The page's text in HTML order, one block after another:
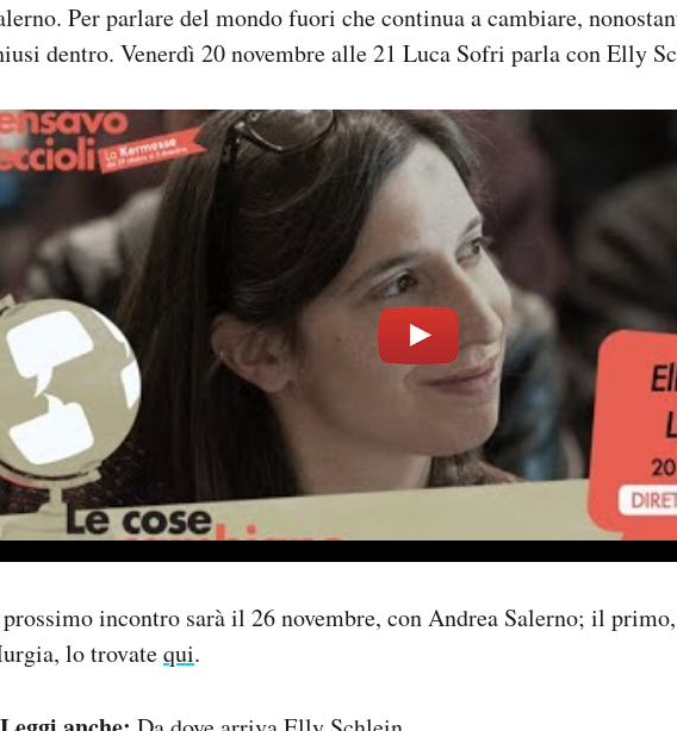
Per parlare del mondo fuori che continua a cambiare,
dentro. Venerdì 20 novembre alle 21 Luca Sofri parla con Elly
incontro sarà il 26 novembre, con Andrea Salerno; il
lo trovatequi.